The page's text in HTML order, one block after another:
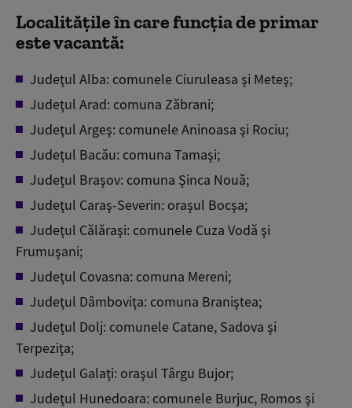
Localitățile în care funcţia de primar
este vacantă:
Judeţul Alba: comunele Ciuruleasa şi Meteş;
Judeţul Arad: comuna Zăbrani;
Judeţul Argeş: comunele Aninoasa şi Rociu;
Judeţul Bacău: comuna Tamaşi;
Judeţul Braşov: comuna Şinca Nouă;
Judeţul Caraş-Severin: oraşul Bocşa;
Judeţul Călăraşi: comunele Cuza Vodă şi
Frumuşani;
Judeţul Covasna: comuna Mereni;
Judeţul Dâmboviţa: comuna Braniştea;
Judeţul Dolj: comunele Catane, Sadova şi
Terpeziţa;
Judeţul Galaţi: oraşul Târgu Bujor;
Judeţul Hunedoara: comunele Burjuc, Romos şi